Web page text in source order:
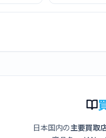
日本国内の主要買取